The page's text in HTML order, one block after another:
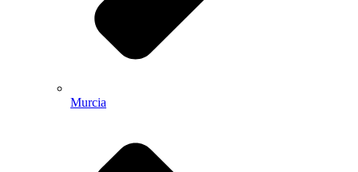
Murcia